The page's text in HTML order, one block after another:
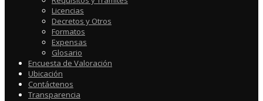
Licencias
Decretos y Otros
Formatos
Expensas
Glosario
Encuesta de Valoración
Ubicación
Contáctenos
Transparencia